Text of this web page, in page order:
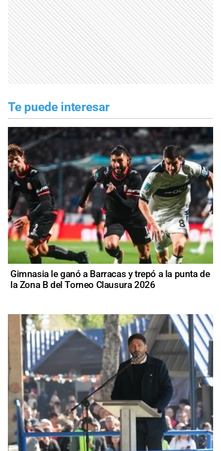
Te puede interesar
Gimnasia le ganó a Barracas y trepó a la punta de
la Zona B del Torneo Clausura 2026